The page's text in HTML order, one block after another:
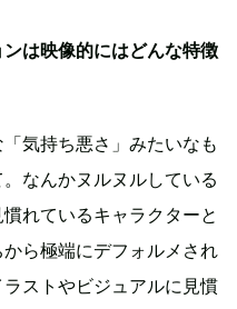
は映像的にはどんな特徴
気持ち悪さ」みたいなも
なんかヌルヌルしている
れているキャラクターと
ら極端にデフォルメされ
ストやビジュアルに見慣